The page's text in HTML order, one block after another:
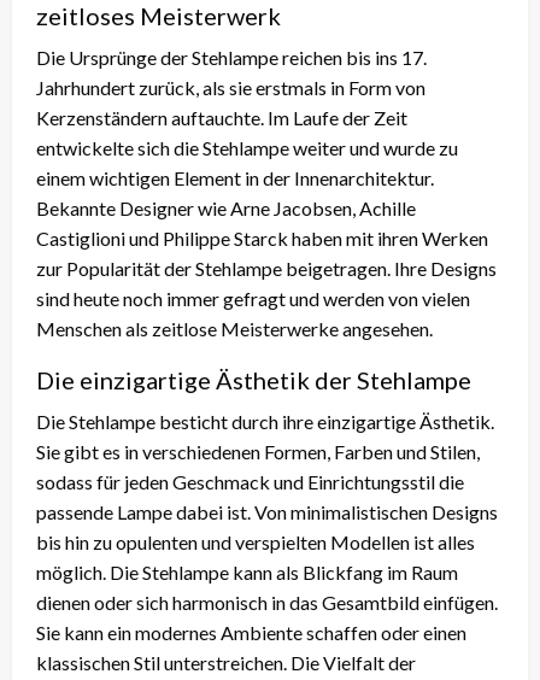
zeitloses Meisterwerk
Die Ursprünge der Stehlampe reichen bis ins 17.
Jahrhundert zurück, als sie erstmals in Form von
Kerzenständern auftauchte. Im Laufe der Zeit
entwickelte sich die Stehlampe weiter und wurde zu
einem wichtigen Element in der Innenarchitektur.
Bekannte Designer wie Arne Jacobsen, Achille
Castiglioni und Philippe Starck haben mit ihren Werken
zur Popularität der Stehlampe beigetragen. Ihre Designs
sind heute noch immer gefragt und werden von vielen
Menschen als zeitlose Meisterwerke angesehen.
Die einzigartige Ästhetik der Stehlampe
Die Stehlampe besticht durch ihre einzigartige Ästhetik.
Sie gibt es in verschiedenen Formen, Farben und Stilen,
sodass für jeden Geschmack und Einrichtungsstil die
passende Lampe dabei ist. Von minimalistischen Designs
bis hin zu opulenten und verspielten Modellen ist alles
möglich. Die Stehlampe kann als Blickfang im Raum
dienen oder sich harmonisch in das Gesamtbild einfügen.
Sie kann ein modernes Ambiente schaffen oder einen
klassischen Stil unterstreichen. Die Vielfalt der